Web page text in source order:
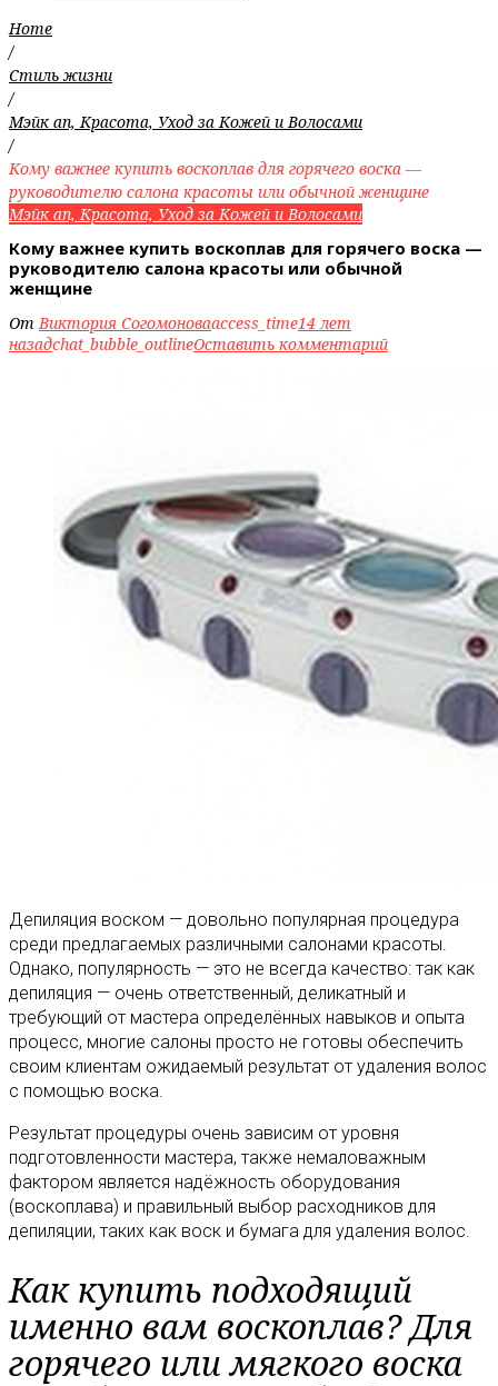
Home
/
Стиль жизни
/
Мэйк ап, Красота, Уход за Кожей и Волосами
/
Кому важнее купить воскоплав для горячего воска —
руководителю салона красоты или обычной женщине
Мэйк ап, Красота, Уход за Кожей и Волосами
Кому важнее купить воскоплав для горячего воска —
руководителю салона красоты или обычной
женщине
ОтВиктория Согомоноваaccess_time14 лет
назадchat_bubble_outlineОставить комментарий
Депиляция воском — довольно популярная процедура
среди предлагаемых различными салонами красоты.
Однако, популярность — это не всегда качество: так как
депиляция — очень ответственный, деликатный и
требующий от мастера определённых навыков и опыта
процесс, многие салоны просто не готовы обеспечить
своим клиентам ожидаемый результат от удаления волос
с помощью воска.
Результат процедуры очень зависим от уровня
подготовленности мастера, также немаловажным
фактором является надёжность оборудования
(воскоплава) и правильный выбор расходников для
депиляции, таких как воск и бумага для удаления волос.
Как купить подходящий
именно вам воскоплав? Для
горячего или мягкого воска